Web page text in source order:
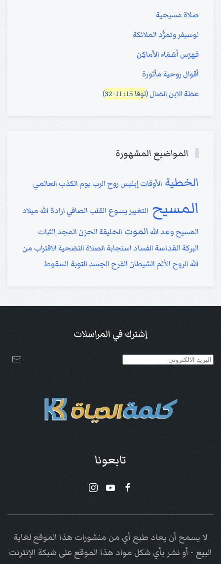
صلاة مسيحية
لوسيفر وتمرُّد الملائكة
فهرَس أسْمَاء الأماكِن
أقوال روحية مأثورة
عظة الابن الضال (لوقا 15: 11-32 )
المواضيع المشهورة
الخطية الأوقاتإبليس روح الرب يوم الكذب العالمي
المسيح التغيير يسوع القلب الصافي ارادة الله ميلاد
المسيح وعد الله الموت الخليقة الحزن المجد الثبات
البركة القداسة الفساد استجابة الصلاة التضحية الاقتراب من
الله الروح الألم الشيطان الفرح الجسد التوبة السقوط
إشترك في المراسلات
تابعونا
لا يسمح أن يعاد طبع أي من منشورات هذا الموقع لغاية
البيع - أو نشر بأي شكل مواد هذا الموقع على شبكة الإنترنت